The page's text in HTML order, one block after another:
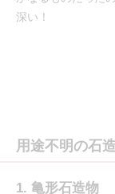
深い！
用途不明の石
1. 亀形石造物